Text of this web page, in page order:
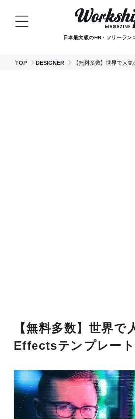
日本最大級のHR・フリーラン
TOP DESIGNER 【無料多数】世界で人
【無料多数】世界
Effectsテンプレー